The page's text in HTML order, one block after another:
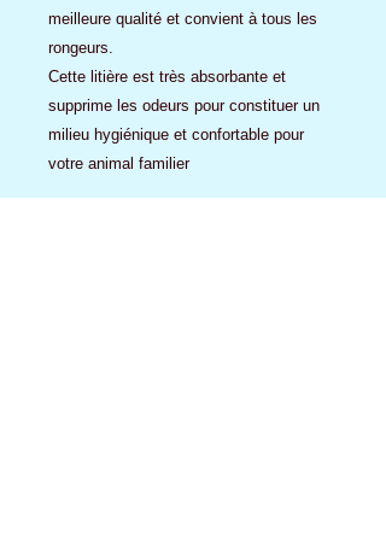
meilleure qualité et convient à tous les
rongeurs.
Cette litière est très absorbante et
supprime les odeurs pour constituer un
milieu hygiénique et confortable pour
votre animal familier